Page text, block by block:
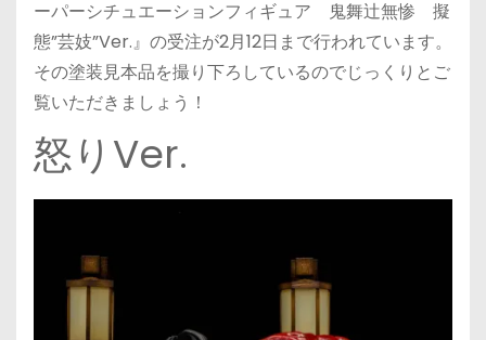
ーパーシチュエーションフィギュア 鬼舞辻󠄀無惨 擬
態”芸妓”Ver.』の受注が2月12日まで行われています。
その塗装見本品を撮り下ろしているのでじっくりとご
覧いただきましょう！
怒りVer.